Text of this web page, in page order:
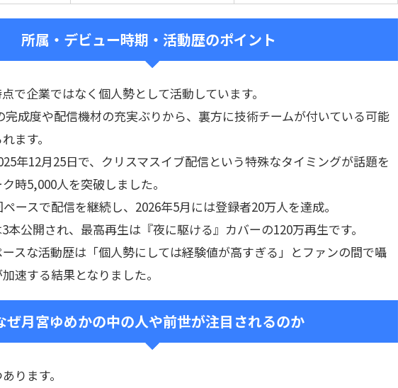
所属・デビュー時期・活動歴のポイント
で企業ではなく個人勢として活動しています。
完成度や配信機材の充実ぶりから、裏方に技術チームが付いている可能
ます。
年12月25日で、クリスマスイブ配信という特殊なタイミングが話題を
時5,000人を突破しました。
ースで配信を継続し、2026年5月には登録者20万人を達成。
本公開され、最高再生は『夜に駆ける』カバーの120万再生です。
スな活動歴は「個人勢にしては経験値が高すぎる」とファンの間で囁
速する結果となりました。
ぜ月宮ゆめかの中の人や前世が注目されるのか
ります。